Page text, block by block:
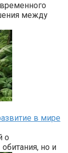
между
в мире
о
но и